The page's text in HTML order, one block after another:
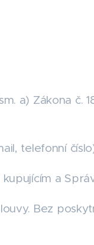
a) Zákona č.
telefonní
a
Bez